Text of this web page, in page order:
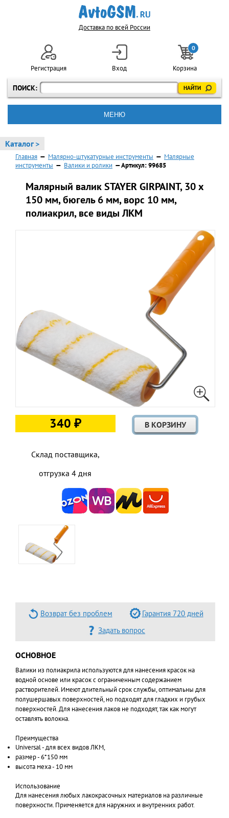
Доставка по всей России
ПОИСК:
Регистрация Вход
0
Корзина
МЕНЮ
Каталог >
Главная — Малярно-штукатурные инструменты — Малярные
инструменты — Валики и ролики — Артикул: 99685
Малярный валик STAYER GIRPAINT, 30 х
150 мм, бюгель 6 мм, ворс 10 мм,
полиакрил, все виды ЛКМ
340 ₽
Склад поставщика,
отгрузка 4 дня
Возврат без проблем
Гарантия 720 дней
Задать вопрос
ОСНОВНОЕ
Валики из полиакрила используются для нанесения красок на
водной основе или красок с ограниченным содержанием
растворителей. Имеют длительный срок службы, оптимальны для
полушершавых поверхностей, но подходят для гладких и грубых
поверхностей. Для нанесения лаков не подходят, так как могут
оставлять волокна.
Преимущества
Universal - для всех видов ЛКМ,
размер - 6*150 мм
высота меха - 10 мм
Использование
Для нанесения любых лакокрасочных материалов на различные
поверхности. Применяется для наружних и внутренних работ.